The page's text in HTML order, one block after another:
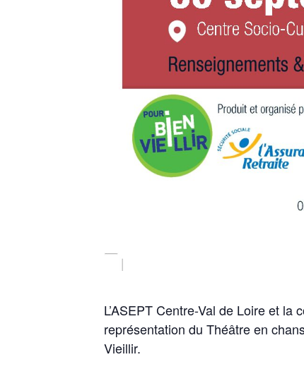
L’ASEPT Centre-Val de Loire et
représentation du Théâtre en
Vieillir.